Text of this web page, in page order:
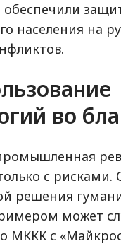
населения на
во
с рисками.
решения
может
МККК с